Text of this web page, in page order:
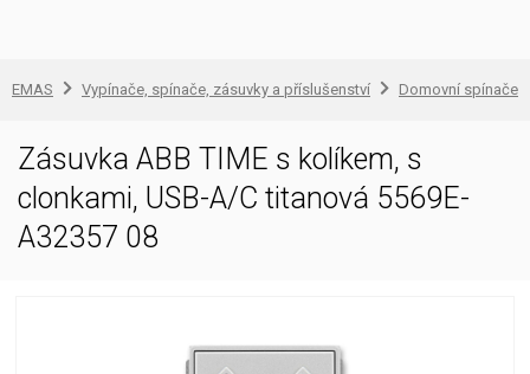
EMAS Vypínače, spínače, zásuvky a příslušenství Domovní spínače
Zásuvka ABB TIME s kolíkem, s
clonkami, USB-A/C titanová 5569E-
A32357 08